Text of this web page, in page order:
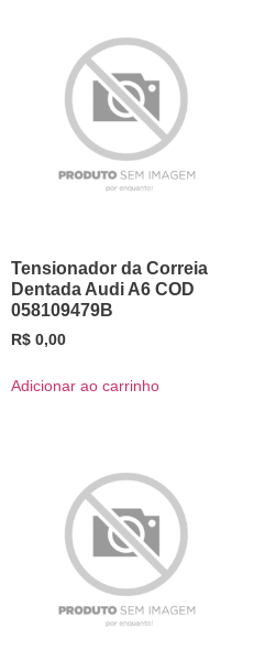
Tensionador da Correia
Dentada Audi A6 COD
058109479B
R$ 0,00
Adicionar ao carrinho